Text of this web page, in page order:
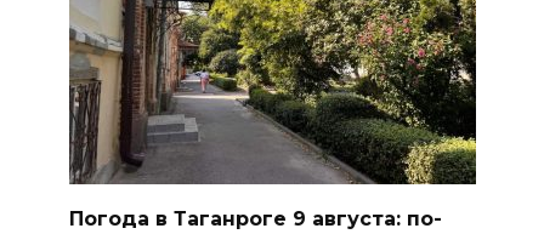
Погода в Таганроге 9 августа: по-